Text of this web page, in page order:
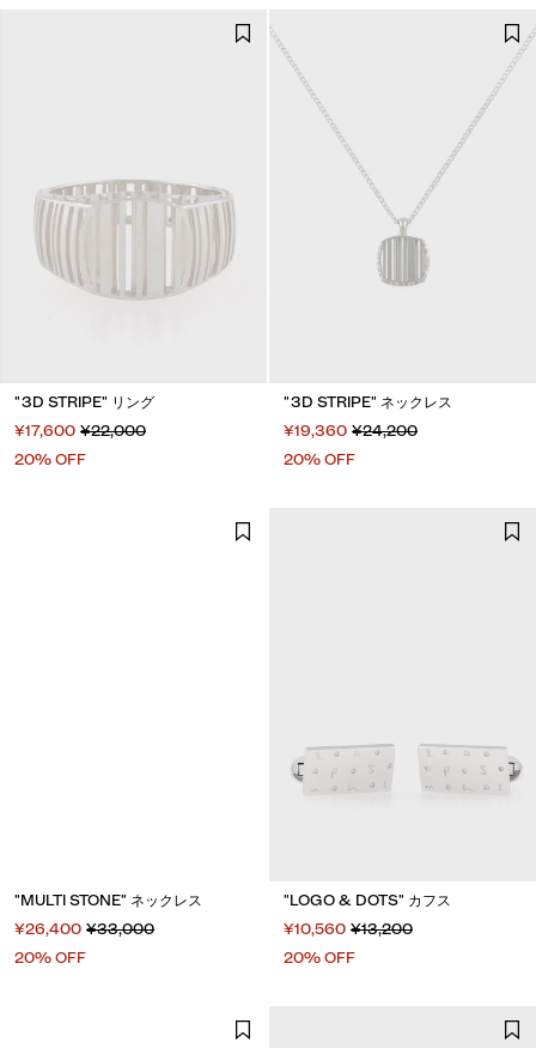
"3D STRIPE" リング
¥17,600 ¥22,000
20% OFF
"3D STRIPE" ネックレス
¥19,360 ¥24,200
20% OFF
"MULTI STONE" ネックレス
¥26,400 ¥33,000
20% OFF
"LOGO & DOTS" カフス
¥10,560 ¥13,200
20% OFF